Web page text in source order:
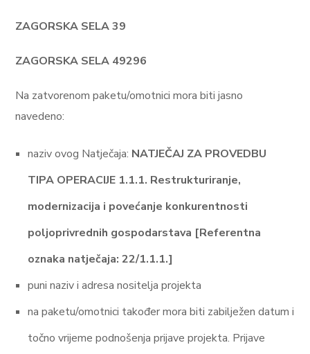
ZAGORSKA SELA 39
ZAGORSKA SELA 49296
Na zatvorenom paketu/omotnici mora biti jasno
navedeno:
naziv ovog Natječaja: NATJEČAJ ZA PROVEDBU
TIPA OPERACIJE 1.1.1. Restrukturiranje,
modernizacija i povećanje konkurentnosti
poljoprivrednih gospodarstava [Referentna
oznaka natječaja: 22/1.1.1.]
puni naziv i adresa nositelja projekta
na paketu/omotnici također mora biti zabilježen datum i
točno vrijeme podnošenja prijave projekta. Prijave